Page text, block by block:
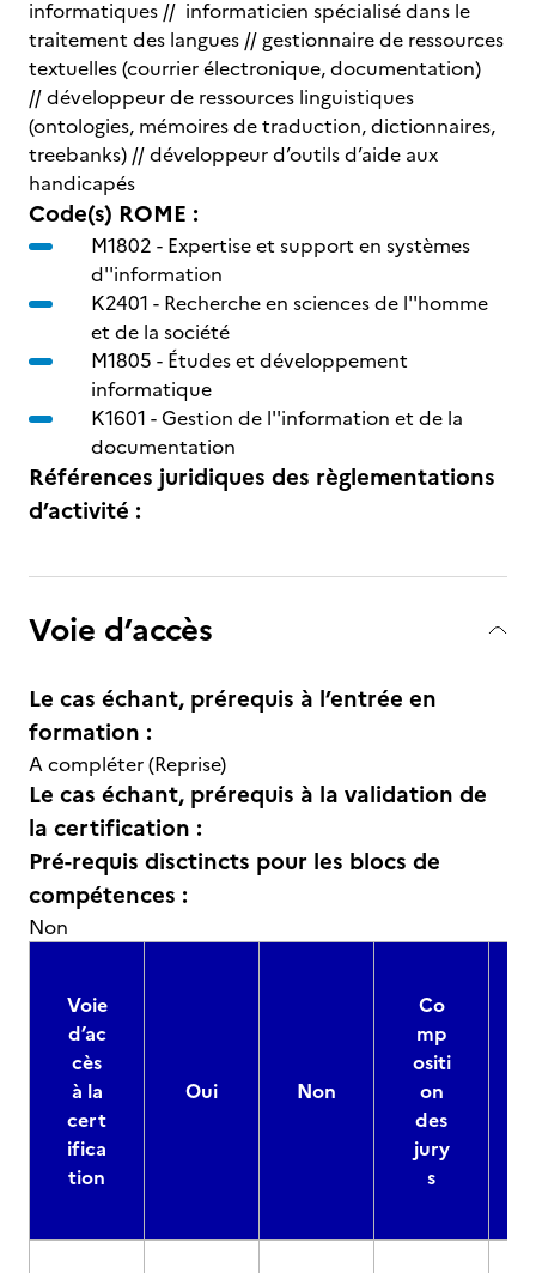
informatiques // informaticien spécialisé dans le
traitement des langues // gestionnaire de ressources
textuelles (courrier électronique, documentation)
// développeur de ressources linguistiques
(ontologies, mémoires de traduction, dictionnaires,
treebanks) // développeur d’outils d’aide aux
handicapés
Code(s) ROME :
M1802 - Expertise et support en systèmes
d''information
K2401 - Recherche en sciences de l''homme
et de la société
M1805 - Études et développement
informatique
K1601 -Gestion de l''information et de la
documentation
Références juridiques des règlementations
d’activité :
Voie d’accès
Le cas échant, prérequis à l’entrée en
formation :
A compléter (Reprise)
Le cas échant, prérequis à la validation de
la certification :
Pré-requis disctincts pour les blocs de
compétences :
Non
Voie
d’ac
cès
à la
cert
ifica
tion
Oui Non
Co
mp
ositi
on
des
jury
s